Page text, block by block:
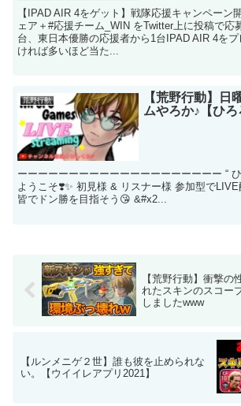
【IPAD AIR 4をゲット】戦隊応援キャンペーン
ェア＋#応援チーム_WIN をTwitter上に投稿で応
台、東日本優勝の応援者から1台IPAD AIR 4を
ければ多いほど当た...
荒野行動
【荒野行動】日
ムやろか♪【ひろ
ーーーーーーーーーーーーーーーーーーーー “
ようこそ❣️✨ 初見様 & リスナー様 参加型で
皆でドン勝を目指そう😘 &#x2...
【荒野行動】衝撃の
れたスキンのスコー
しましたwww
【ルンメニゲ２世】誰も彼を止められな
い。【ウイイレアプリ2021】